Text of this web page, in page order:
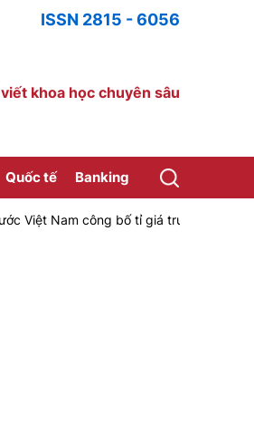
ISSN 2815 - 6056
khoa học chuyên sâu
Quốc tế Banking
Nam công bố tỉ giá trung tâm của